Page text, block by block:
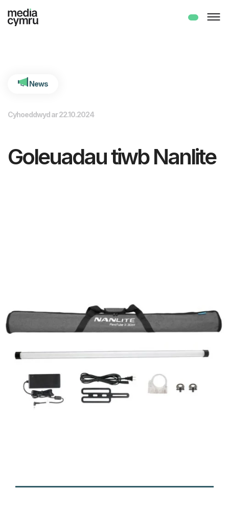
News
Cyhoeddwyd ar 22.10.2024
Goleuadau tiwb Nanlite